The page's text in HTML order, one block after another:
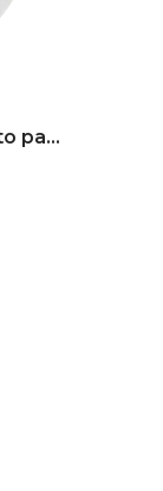
KX18-LC Lentes de repuesto para KX